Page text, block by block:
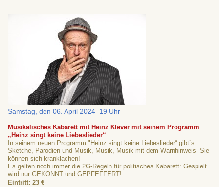
Samstag, den 06. April 2024 19 Uhr
Musikalisches Kabarett mit Heinz Klever mit seinem Programm
„Heinz singt keine Liebeslieder“
In seinem neuen Programm "Heinz singt keine Liebeslieder“ gibt`s
Sketche, Parodien und Musik, Musik, Musik mit dem Warnhinweis: Sie
können sich kranklachen!
Es gelten noch immer die 2G-Regeln für politisches Kabarett: Gespielt
wird nur GEKONNT und GEPFEFFERT!
Eintritt: 23 €